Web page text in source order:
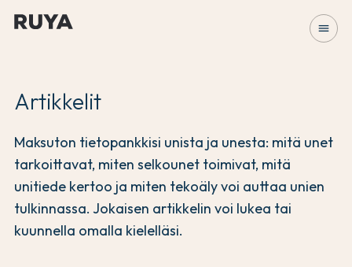
menu
Artikkelit
Maksuton tietopankkisi unista ja unesta: mitä unet
tarkoittavat, miten selkounet toimivat, mitä
unitiede kertoo ja miten tekoäly voi auttaa unien
tulkinnassa. Jokaisen artikkelin voi lukea tai
kuunnella omalla kielelläsi.